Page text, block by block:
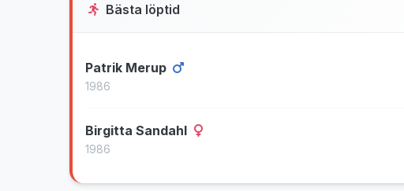
Bästa löptid
Patrik Merup
1986
Birgitta Sandahl
1986